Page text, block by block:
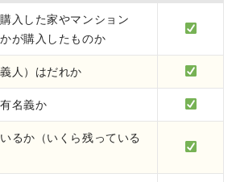
入した家やマンション
が購入したものか
人）はだれか
名義か
るか（いくら残っている